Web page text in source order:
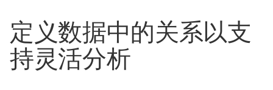
定义数据中的关系以支
持灵活分析